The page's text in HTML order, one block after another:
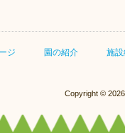
ジ 園の紹介 施
Copyright ©